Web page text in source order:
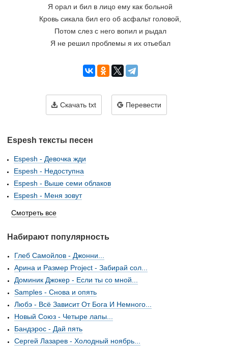
Я орал и бил в лицо ему как больной
Кровь сикала бил его об асфальт головой,
Потом слез с него вопил и рыдал
Я не решил проблемы я их отьебал
Скачать txt Перевести
Espesh тексты песен
Espesh - Девочка жди
Espesh - Недоступна
Espesh - Выше семи облаков
Espesh - Меня зовут
Смотреть все
Набирают популярность
Глеб Самойлов - Джонни...
Арина и Размер Project - Забирай сол...
Доминик Джокер - Если ты со мной...
Samples - Снова и опять
Любэ - Всё Зависит От Бога И Немного...
Новый Союз - Четыре лапы...
Бандэрос - Дай пять
Сергей Лазарев - Холодный ноябрь...